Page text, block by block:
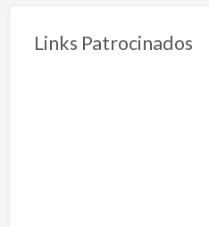
Links Patrocinados